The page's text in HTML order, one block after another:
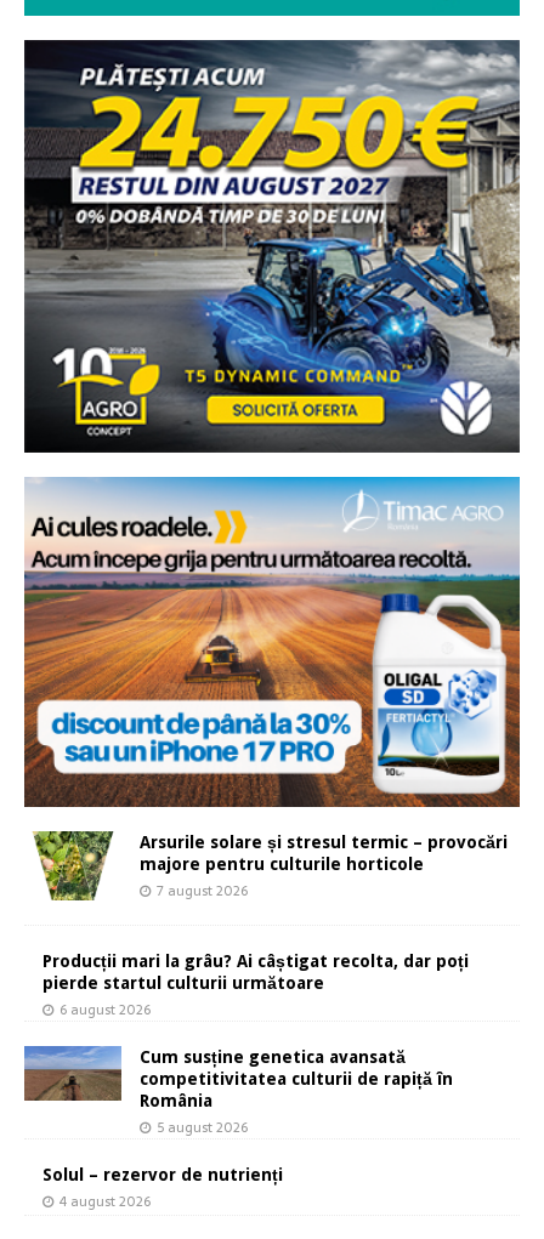
Arsurile solare și stresul termic – provocări
majore pentru culturile horticole
7 august 2026
Producții mari la grâu? Ai câștigat recolta, dar poți
pierde startul culturii următoare
6 august 2026
Cum susține genetica avansată
competitivitatea culturii de rapiță în
România
5 august 2026
Solul – rezervor de nutrienți
4 august 2026